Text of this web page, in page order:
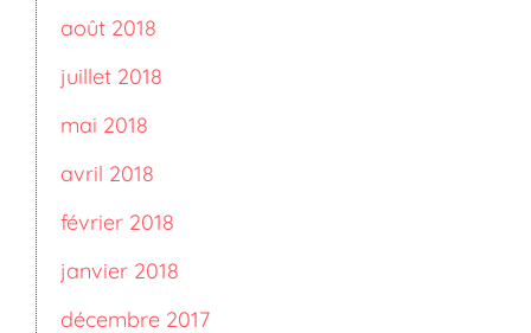
août 2018
juillet 2018
mai 2018
avril 2018
février 2018
janvier 2018
décembre 2017